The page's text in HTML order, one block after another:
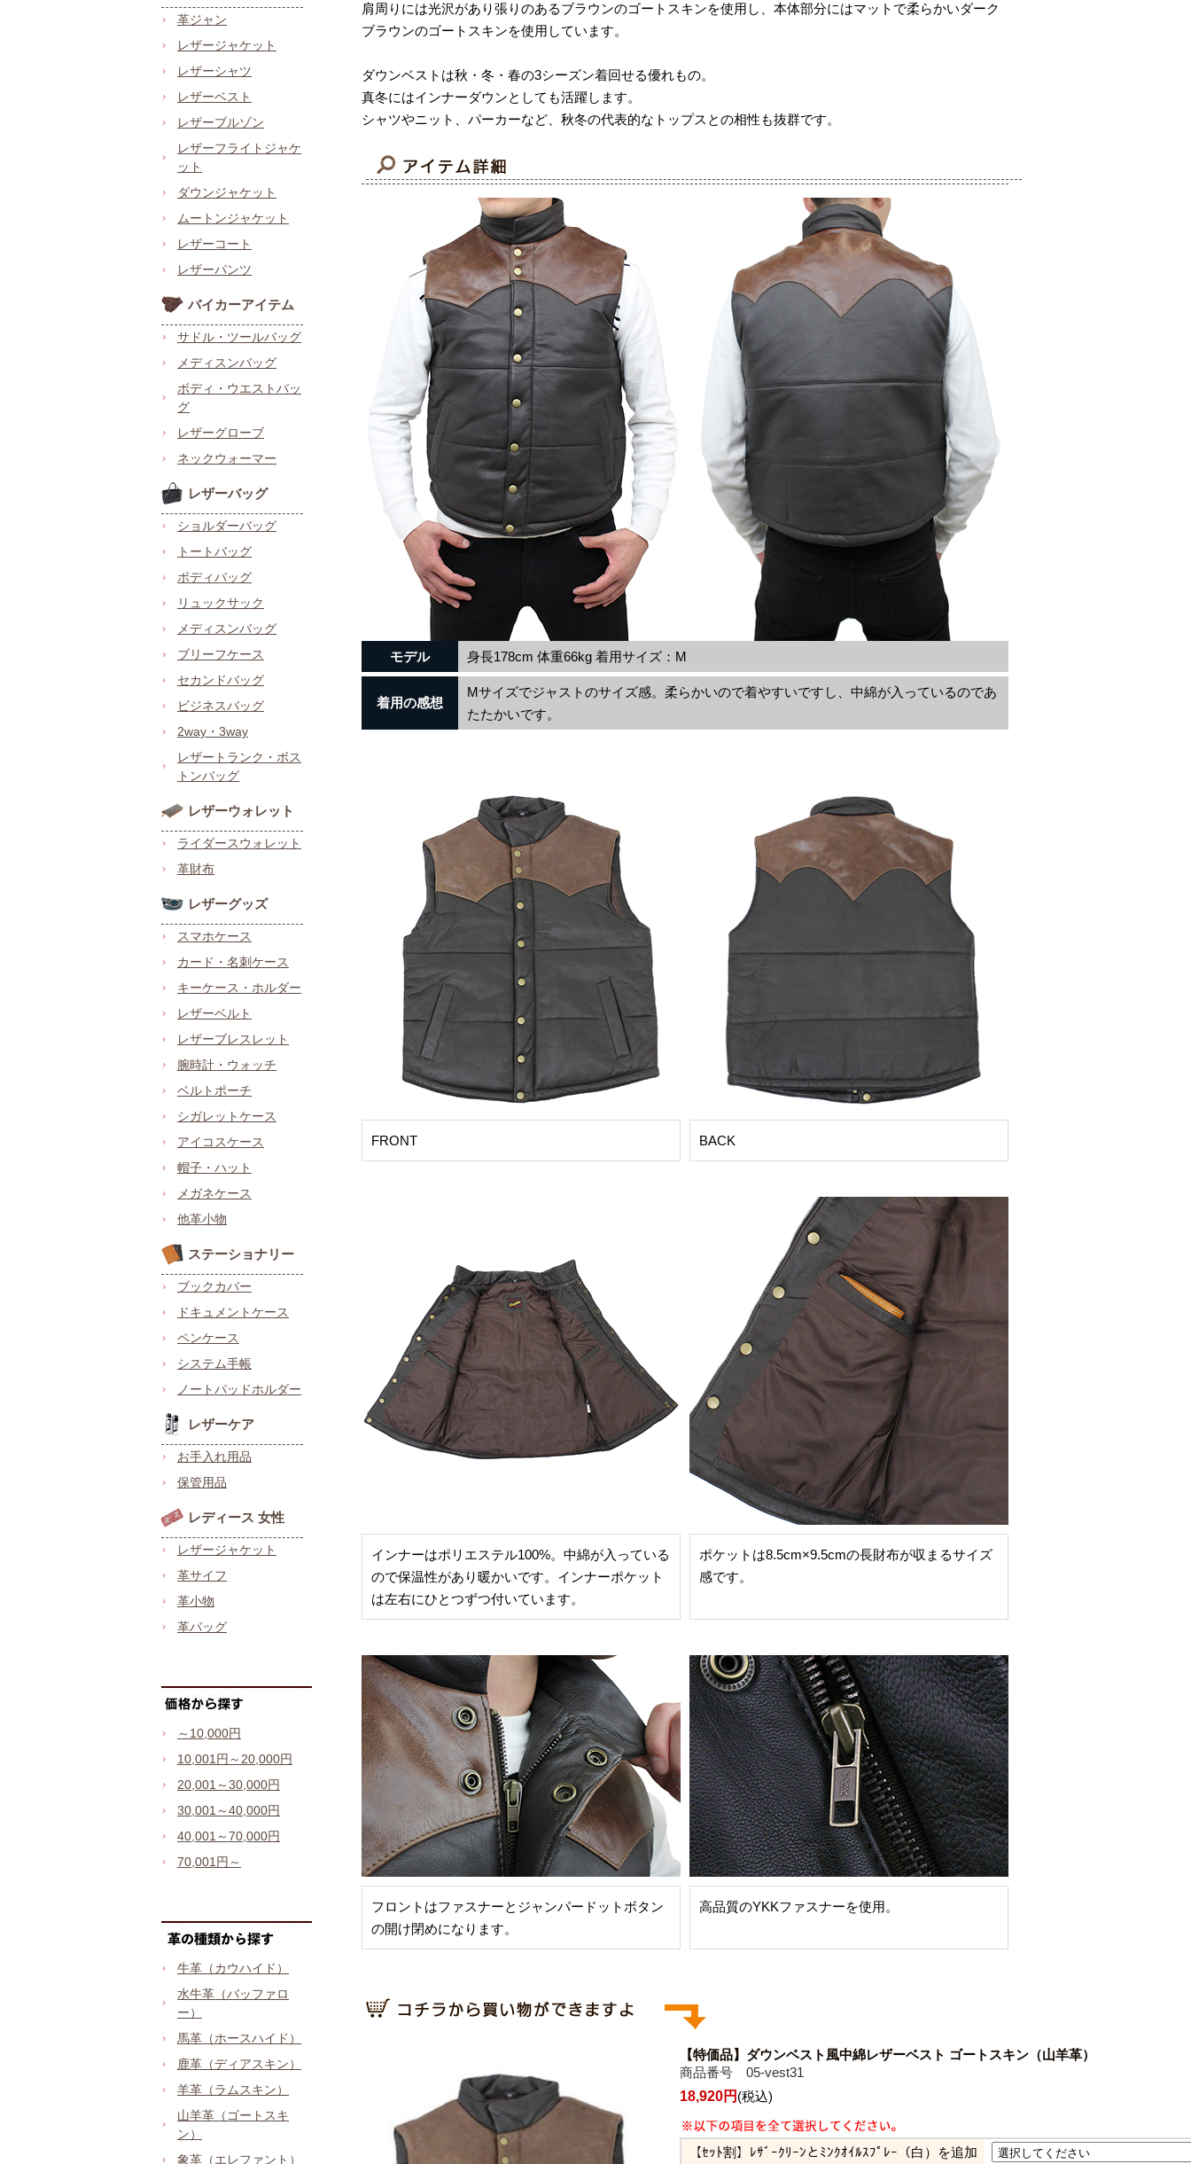
革ジャン
レザージャケット
レザーシャツ
レザーベスト
レザーブルゾン
レザーフライトジャケ
ット
ダウンジャケット
ムートンジャケット
レザーコート
レザーパンツ
バイカーアイテム
サドル・ツールバッグ
メディスンバッグ
ボディ・ウエストバッ
グ
レザーグローブ
ネックウォーマー
レザーバッグ
ショルダーバッグ
トートバッグ
ボディバッグ
リュックサック
メディスンバッグ
ブリーフケース
セカンドバッグ
ビジネスバッグ
2way・3way
レザートランク・ボス
トンバッグ
レザーウォレット
ライダースウォレット
革財布
レザーグッズ
スマホケース
カード・名刺ケース
キーケース・ホルダー
レザーベルト
レザーブレスレット
腕時計・ウォッチ
ベルトポーチ
シガレットケース
アイコスケース
帽子・ハット
メガネケース
他革小物
ステーショナリー
ブックカバー
ドキュメントケース
ペンケース
システム手帳
ノートパッドホルダー
レザーケア
お手入れ用品
保管用品
レディース 女性
レザージャケット
革サイフ
革小物
革バッグ
～10,000円
10,001円～20,000円
20,001～30,000円
30,001～40,000円
40,001～70,000円
70,001円～
牛革（カウハイド）
水牛革（バッファロ
ー）
馬革（ホースハイド）
鹿革（ディアスキン）
羊革（ラムスキン）
山羊革（ゴートスキ
ン）
象革（エレファント）
肩周りには光沢があり張りのあるブラウンのゴートスキンを使用し、本体部分にはマットで柔らかいダーク
ブラウンのゴートスキンを使用しています。
ダウンベストは秋・冬・春の3シーズン着回せる優れもの。
真冬にはインナーダウンとしても活躍します。
シャツやニット、パーカーなど、秋冬の代表的なトップスとの相性も抜群です。
モデル 身長178cm 体重66kg 着用サイズ：M
着用の感想
Mサイズでジャストのサイズ感。柔らかいので着やすいですし、中綿が入っているのであ
たたかいです。
FRONT BACK
インナーはポリエステル100%。中綿が入っている
ので保温性があり暖かいです。インナーポケット
は左右にひとつずつ付いています。
ポケットは8.5cm×9.5cmの長財布が収まるサイズ
感です。
フロントはファスナーとジャンパードットボタン
の開け閉めになります。
高品質のYKKファスナーを使用。
【特価品】ダウンベスト風中綿レザーベスト ゴートスキン（山羊革）
商品番号 05-vest31
18,920円 (税込)
【ｾｯﾄ割】ﾚｻﾞｰｸﾘｰﾝとﾐﾝｸｵｲﾙｽﾌﾟﾚｰ（白）を追加